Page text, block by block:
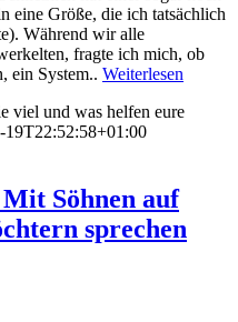
eine Größe, die ich tatsächlich
Während wir alle
fragte ich mich, ob
ein System.. Weiterlesen
viel und was helfen eure
19T22:52:58+01:00
Söhnen auf
sprechen